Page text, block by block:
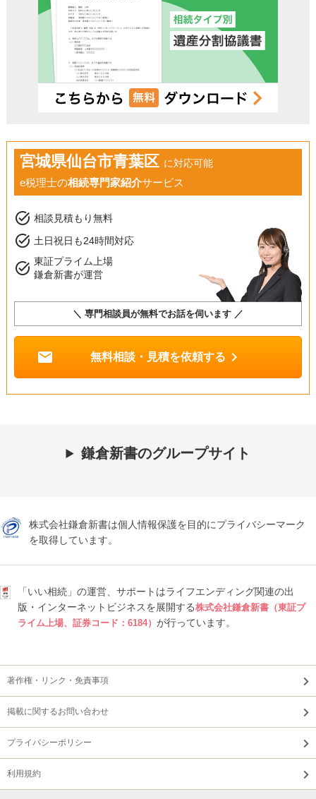
宮城県仙台市青葉区 に対応可能
e税理士の相続専門家紹介サービス
task_alt 相談見積もり無料
task_alt 土日祝日も24時間対応
task_alt 東証プライム上場
鎌倉新書が運営
＼ 専門相談員が無料でお話を伺います ／
mail 無料相談・見積を依頼する chevron_right
鎌倉新書のグループサイト
株式会社鎌倉新書は個人情報保護を目的にプライバシーマーク
を取得しています。
「いい相続」の運営、サポートはライフエンディング関連の出
版・インターネットビジネスを展開する株式会社鎌倉新書（東証プ
ライム上場、証券コード：6184） が行っています。
著作権・リンク・免責事項
掲載に関するお問い合わせ
プライバシーポリシー
利用規約